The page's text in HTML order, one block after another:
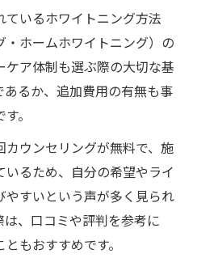
ムホワイトニング体験の
ニング岡山の施術内容と
ホワイトニング治療法ガ
山のオフィスとホーム治
ホワイトニング治療法の
ているホワイトニング方法
・ホームホワイトニング）の
ア体制も選ぶ際の大切な基
るか、追加費用の有無も事
。
ウンセリングが無料で、施
るため、自分の希望やライ
やすいという声が多く見られ
、口コミや評判を参考に
もおすすめです。